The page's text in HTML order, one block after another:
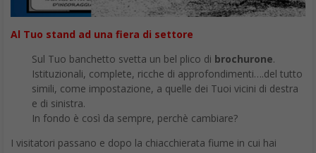
Al Tuo stand ad una fiera di settore
Sul Tuo banchetto svetta un bel plico di brochurone.
Istituzionali, complete, ricche di approfondimenti….del tutto
simili, come impostazione, a quelle dei Tuoi vicini di destra
e di sinistra.
In fondo è così da sempre, perchè cambiare?
I visitatori passano e dopo la chiacchierata fiume in cui hai